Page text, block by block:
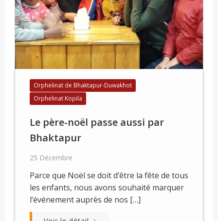
Orphelinat de Bhaktapur-Duwakhot
Orphelinat Kopila
Le père-noël passe aussi par
Bhaktapur
25 Décembre
Parce que Noël se doit d’être la fête de tous
les enfants, nous avons souhaité marquer
l’événement auprès de nos […]